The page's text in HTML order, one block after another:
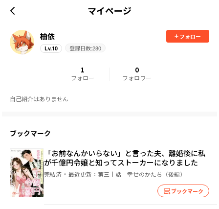
マイページ
柚依
フォロー
Lv.10 登録日数:280
1
フォロー
0
フォロワー
自己紹介はありません
ブックマーク
「お前なんかいらない」と言った夫、離婚後に私
が千億円令嬢と知ってストーカーになりました
完結済 最近更新： 第三十話 幸せのかたち（後編）
ブックマーク